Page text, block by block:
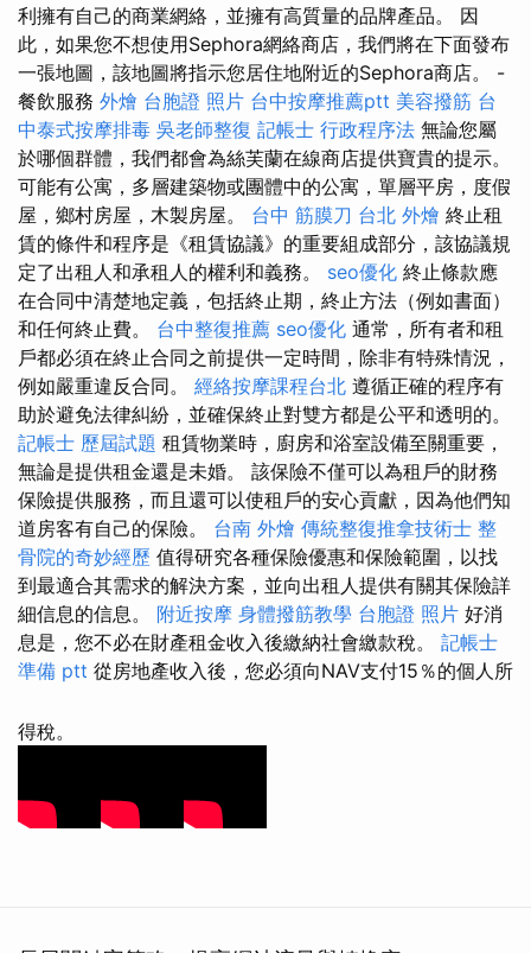
利擁有自己的商業網絡，並擁有高質量的品牌產品。 因
此，如果您不想使用Sephora網絡商店，我們將在下面發布
一張地圖，該地圖將指示您居住地附近的Sephora商店。 -
餐飲服務 外燴 台胞證 照片 台中按摩推薦ptt 美容撥筋 台
中泰式按摩排毒 吳老師整復 記帳士 行政程序法 無論您屬
於哪個群體，我們都會為絲芙蘭在線商店提供寶貴的提示。
可能有公寓，多層建築物或團體中的公寓，單層平房，度假
屋，鄉村房屋，木製房屋。 台中 筋膜刀 台北 外燴 終止租
賃的條件和程序是《租賃協議》的重要組成部分，該協議規
定了出租人和承租人的權利和義務。 seo優化 終止條款應
在合同中清楚地定義，包括終止期，終止方法（例如書面）
和任何終止費。 台中整復推薦 seo優化 通常，所有者和租
戶都必須在終止合同之前提供一定時間，除非有特殊情況，
例如嚴重違反合同。 經絡按摩課程台北 遵循正確的程序有
助於避免法律糾紛，並確保終止對雙方都是公平和透明的。
記帳士 歷屆試題 租賃物業時，廚房和浴室設備至關重要，
無論是提供租金還是未婚。 該保險不僅可以為租戶的財務
保險提供服務，而且還可以使租戶的安心貢獻，因為他們知
道房客有自己的保險。 台南 外燴 傳統整復推拿技術士 整
骨院的奇妙經歷 值得研究各種保險優惠和保險範圍，以找
到最適合其需求的解決方案，並向出租人提供有關其保險詳
細信息的信息。 附近按摩 身體撥筋教學 台胞證 照片 好消
息是，您不必在財產租金收入後繳納社會繳款稅。 記帳士
準備 ptt 從房地產收入後，您必須向NAV支付15％的個人所
得稅。